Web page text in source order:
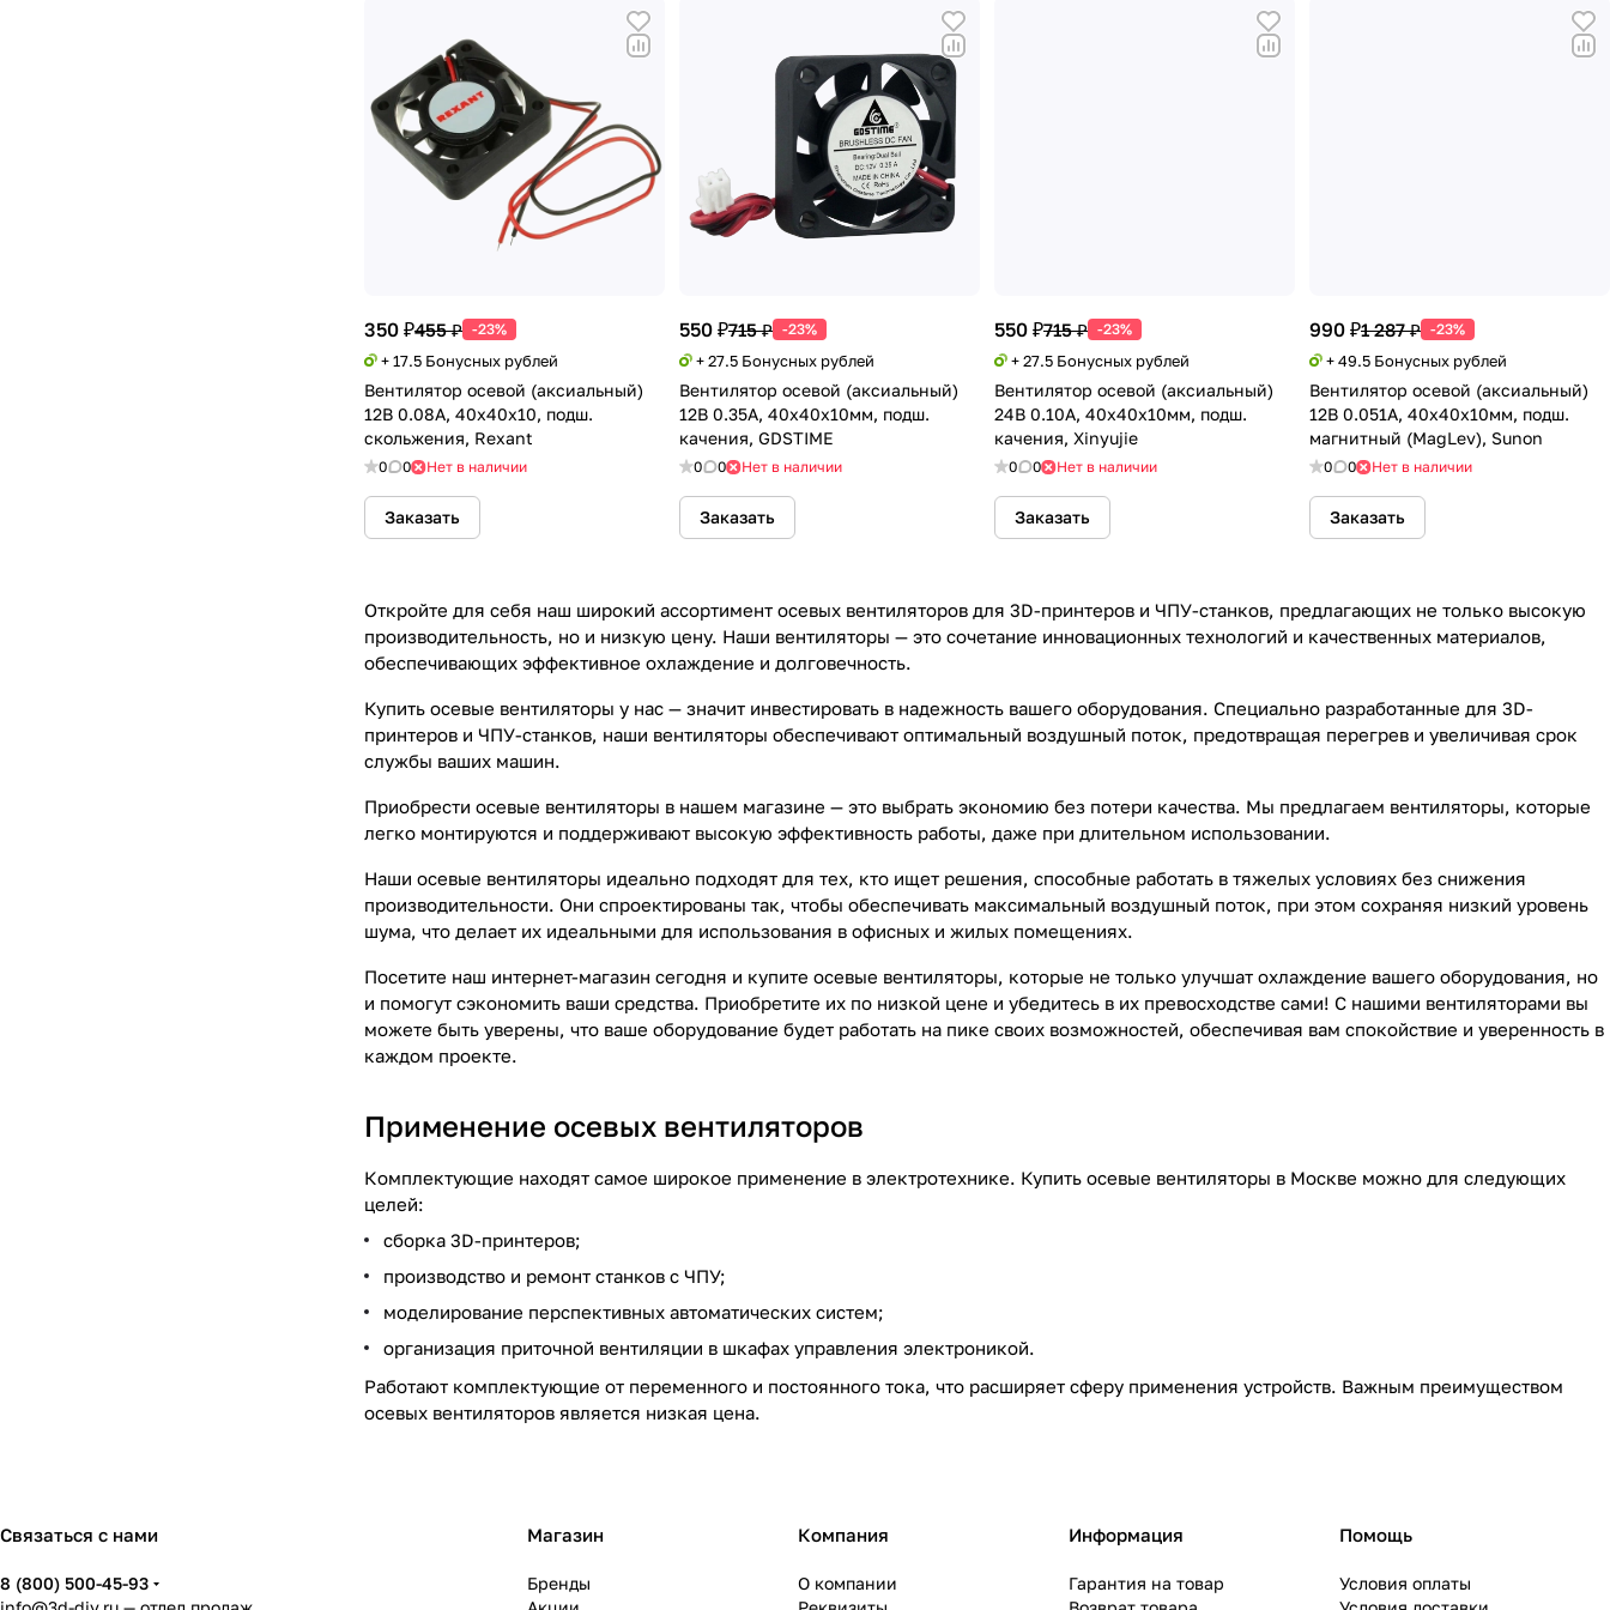
350 ₽455 ₽ -23%
+ 17.5 Бонусных рублей
Вентилятор осевой (аксиальный)
12В 0.08А, 40х40х10, подш.
скольжения, Rexant
0 0 Нет в наличии
Заказать
550 ₽715 ₽ -23%
+ 27.5 Бонусных рублей
Вентилятор осевой (аксиальный)
12В 0.35А, 40х40х10мм, подш.
качения, GDSTIME
0 0 Нет в наличии
Заказать
550 ₽715 ₽ -23%
+ 27.5 Бонусных рублей
Вентилятор осевой (аксиальный)
24В 0.10А, 40х40х10мм, подш.
качения, Xinyujie
0 0 Нет в наличии
Заказать
990 ₽1 287 ₽ -23%
+ 49.5 Бонусных рублей
Вентилятор осевой (аксиальный)
12В 0.051А, 40х40х10мм, подш.
магнитный (MagLev), Sunon
0 0 Нет в наличии
Заказать
Откройте для себя наш широкий ассортимент осевых вентиляторов для 3D-принтеров и ЧПУ-станков, предлагающих не только высокую
производительность, но и низкую цену. Наши вентиляторы — это сочетание инновационных технологий и качественных материалов,
обеспечивающих эффективное охлаждение и долговечность.
Купить осевые вентиляторы у нас — значит инвестировать в надежность вашего оборудования. Специально разработанные для 3D-
принтеров и ЧПУ-станков, наши вентиляторы обеспечивают оптимальный воздушный поток, предотвращая перегрев и увеличивая срок
службы ваших машин.
Приобрести осевые вентиляторы в нашем магазине — это выбрать экономию без потери качества. Мы предлагаем вентиляторы, которые
легко монтируются и поддерживают высокую эффективность работы, даже при длительном использовании.
Наши осевые вентиляторы идеально подходят для тех, кто ищет решения, способные работать в тяжелых условиях без снижения
производительности. Они спроектированы так, чтобы обеспечивать максимальный воздушный поток, при этом сохраняя низкий уровень
шума, что делает их идеальными для использования в офисных и жилых помещениях.
Посетите наш интернет-магазин сегодня и купите осевые вентиляторы, которые не только улучшат охлаждение вашего оборудования, но
и помогут сэкономить ваши средства. Приобретите их по низкой цене и убедитесь в их превосходстве сами! С нашими вентиляторами вы
можете быть уверены, что ваше оборудование будет работать на пике своих возможностей, обеспечивая вам спокойствие и уверенность в
каждом проекте.
Применение осевых вентиляторов
Комплектующие находят самое широкое применение в электротехнике. Купить осевые вентиляторы в Москве можно для следующих
целей:
сборка 3D-принтеров;
производство и ремонт станков с ЧПУ;
моделирование перспективных автоматических систем;
организация приточной вентиляции в шкафах управления электроникой.
Работают комплектующие от переменного и постоянного тока, что расширяет сферу применения устройств. Важным преимуществом
осевых вентиляторов является низкая цена.
Связаться с нами
8 (800) 500-45-93
Магазин
Бренды
Компания
О компании
Информация
Гарантия на товар
Помощь
Условия оплаты